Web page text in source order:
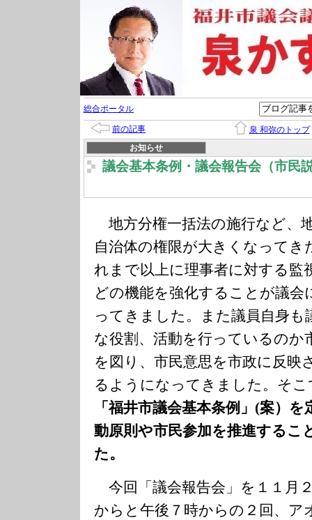
総合ポータル
前の記事
泉 和弥のトップ
お知らせ
議会基本条例・議会報告会（市民
地方分権一括法の施行など、
自治体の権限が大きくなって
れまで以上に理事者に対する監
どの機能を強化することが議
ってきました。また議員自身
な役割、活動を行っているのか
を図り、市民意思を市政に反映
るようになってきました。そこ
「福井市議会基本条例」(案）
動原則や市民参加を推進するこ
た。
今回「議会報告会」を１１月
からと午後７時からの２回、ア